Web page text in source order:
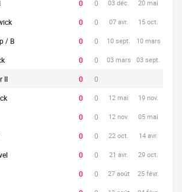
0 0 03 déc. 20 mai
0 0 07 avr. 15 oct.
/ B 0 0 10 sept. 10 mars
0 0 03 mars 03 sept.
II 0
0
0 0 12 mai 19 nov.
0 0 12 nov. 05 mai
0 0 22 oct. 14 avr.
0 0 21 avr. 29 oct.
0 0 27 août 25 févr.